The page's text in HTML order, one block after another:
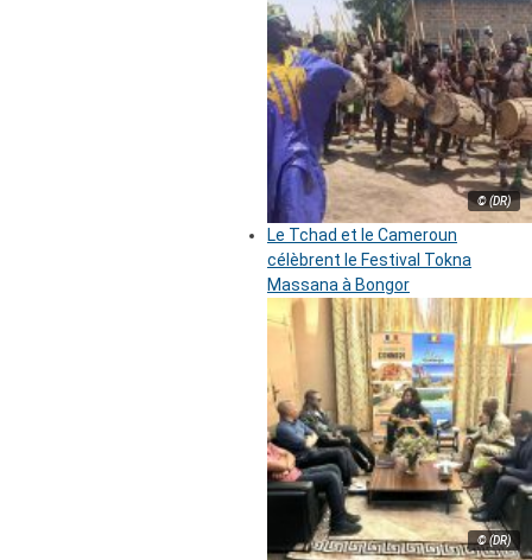
© (DR)
Le Tchad et le Cameroun
célèbrent le Festival Tokna
Massana à Bongor
© (DR)